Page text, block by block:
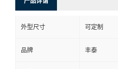
外型尺寸 可定制
品牌 丰泰